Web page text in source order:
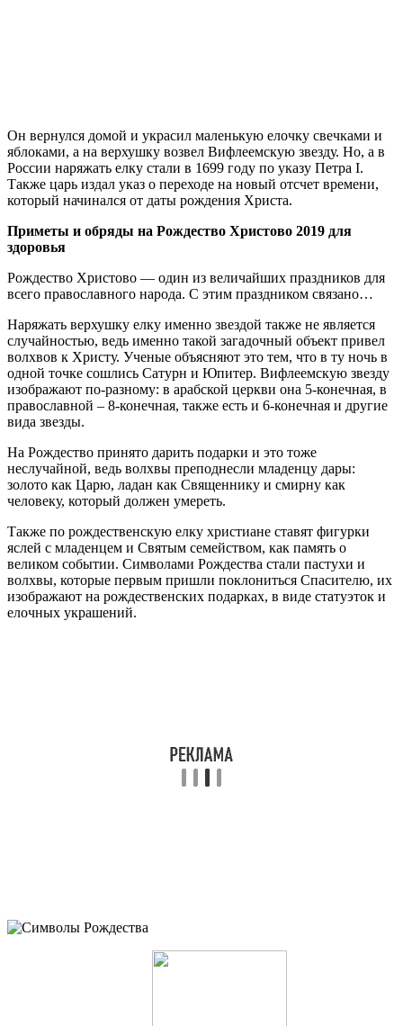
Он вернулся домой и украсил маленькую елочку свечками и
яблоками, а на верхушку возвел Вифлеемскую звезду. Но, а в
России наряжать елку стали в 1699 году по указу Петра I.
Также царь издал указ о переходе на новый отсчет времени,
который начинался от даты рождения Христа.
Приметы и обряды на Рождество Христово 2019 для
здоровья
Рождество Христово — один из величайших праздников для
всего православного народа. С этим праздником связано…
Наряжать верхушку елку именно звездой также не является
случайностью, ведь именно такой загадочный объект привел
волхвов к Христу. Ученые объясняют это тем, что в ту ночь в
одной точке сошлись Сатурн и Юпитер. Вифлеемскую звезду
изображают по-разному: в арабской церкви она 5-конечная, в
православной – 8-конечная, также есть и 6-конечная и другие
вида звезды.
На Рождество принято дарить подарки и это тоже
неслучайной, ведь волхвы преподнесли младенцу дары:
золото как Царю, ладан как Священнику и смирну как
человеку, который должен умереть.
Также по рождественскую елку христиане ставят фигурки
яслей с младенцем и Святым семейством, как память о
великом событии. Символами Рождества стали пастухи и
волхвы, которые первым пришли поклониться Спасителю, их
изображают на рождественских подарках, в виде статуэток и
елочных украшений.